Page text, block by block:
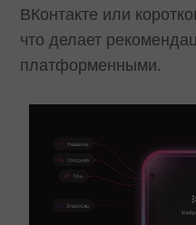
ВКонтакте или
что делает
платформенными.